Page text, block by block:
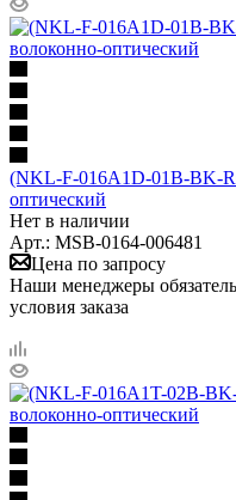
(NKL-F-016A1D-01B-BK-
оптический
Нет в наличии
Арт.: MSB-0164-006481
Цена по запросу
Наши менеджеры
условия заказа